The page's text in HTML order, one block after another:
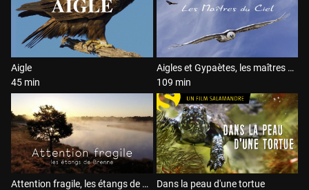
Aigle
45 min
Aigles et Gypaètes, les maîtres du ciel
109 min
Attention fragile, les étangs de Brenne
Dans la peau d'une tortue